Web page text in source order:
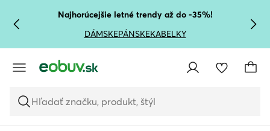
PREJSŤ NA HLAVNÝ OBSAH
PREJSŤ NA VYHĽADÁVANIE
Najhorúcejšie letné trendy až do -35%!
DÁMSKEPÁNSKEKABELKY
Hľadať značku, produkt, štýl